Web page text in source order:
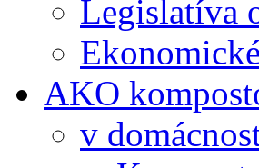
Legislatíva
AKO
v